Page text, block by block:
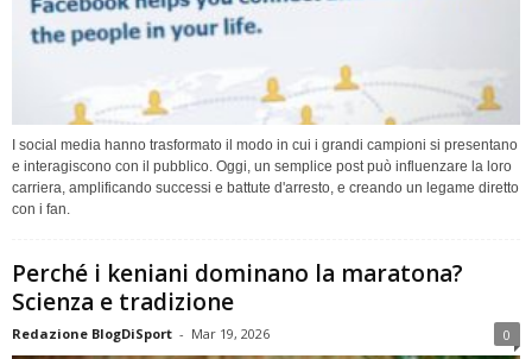
I social media hanno trasformato il modo in cui i grandi campioni si presentano
e interagiscono con il pubblico. Oggi, un semplice post può influenzare la loro
carriera, amplificando successi e battute d'arresto, e creando un legame diretto
con i fan.
Perché i keniani dominano la maratona?
Scienza e tradizione
Redazione BlogDiSport - Mar 19, 2026 0